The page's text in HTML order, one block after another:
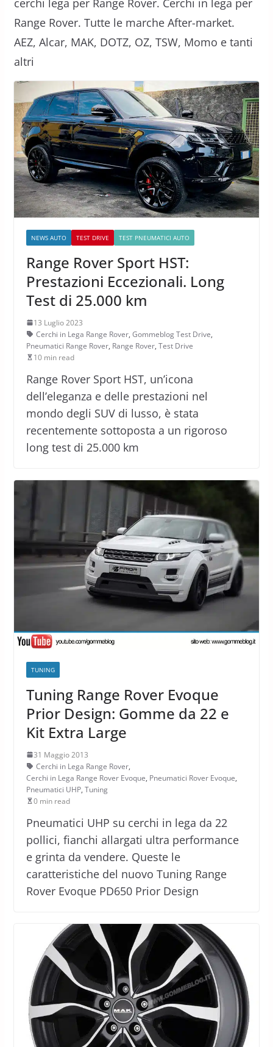
cerchi lega per Range Rover. Cerchi in lega per
Range Rover. Tutte le marche After-market.
AEZ, Alcar, MAK, DOTZ, OZ, TSW, Momo e tanti
altri
NEWS AUTO TEST DRIVE TEST PNEUMATICI AUTO
Range Rover Sport HST:
Prestazioni Eccezionali. Long
Test di 25.000 km
13 Luglio 2023
Cerchi in Lega Range Rover, Gommeblog Test Drive,
Pneumatici Range Rover, Range Rover, Test Drive
10 min read
Range Rover Sport HST, un’icona
dell’eleganza e delle prestazioni nel
mondo degli SUV di lusso, è stata
recentemente sottoposta a un rigoroso
long test di 25.000 km
TUNING
Tuning Range Rover Evoque
Prior Design: Gomme da 22 e
Kit Extra Large
31 Maggio 2013
Cerchi in Lega Range Rover,
Cerchi in Lega Range Rover Evoque, Pneumatici Rover Evoque,
Pneumatici UHP, Tuning
0 min read
Pneumatici UHP su cerchi in lega da 22
pollici, fianchi allargati ultra performance
e grinta da vendere. Queste le
caratteristiche del nuovo Tuning Range
Rover Evoque PD650 Prior Design